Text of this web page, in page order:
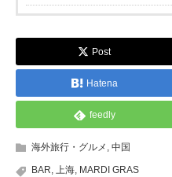
Post
Hatena
feedly
海外旅行・グルメ , 中国
BAR, 上海, MARDI GRAS